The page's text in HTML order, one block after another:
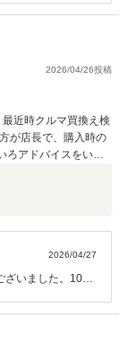
て今後ともできる
き続きどうぞ宜
2026/04/26投稿
近時クルマ買換え検
が店長で、購入時の
ろアドバイスをいた
お付き合いしたい素
2026/04/27
ざいました。10年
永く宜しくお願い